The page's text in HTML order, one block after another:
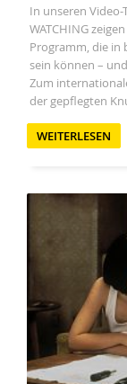
In unseren Video-
WATCHING
Programm, die in
sein können –
Zum
der gepflegten
WEITERLESEN